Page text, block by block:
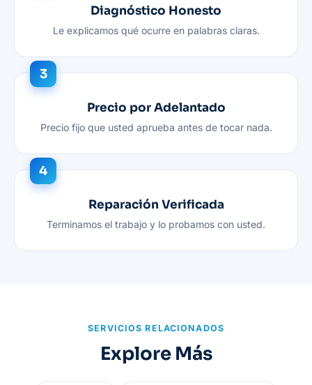
Diagnóstico Honesto
Le explicamos qué ocurre en palabras claras.
Precio por Adelantado
Precio fijo que usted aprueba antes de tocar nada.
Reparación Verificada
Terminamos el trabajo y lo probamos con usted.
SERVICIOS RELACIONADOS
Explore Más